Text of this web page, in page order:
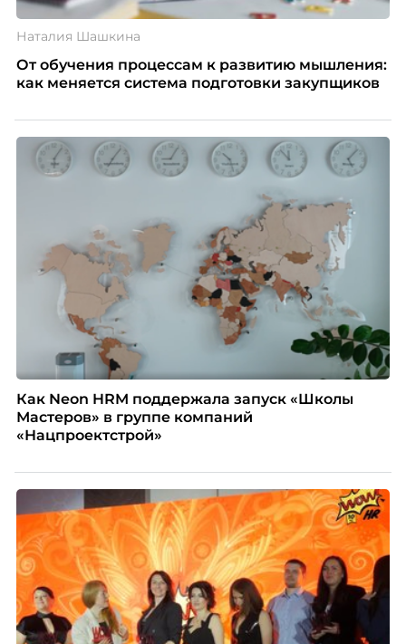
Наталия Шашкина
От обучения процессам к развитию мышления:
как меняется система подготовки закупщиков
Как Neon HRM поддержала запуск «Школы
Мастеров» в группе компаний
«Нацпроектстрой»